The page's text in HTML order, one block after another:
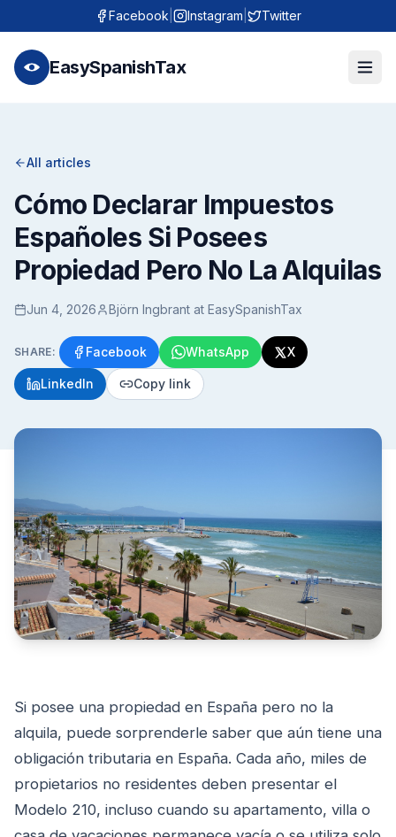
Facebook Instagram Twitter
EasySpanishTax
All articles
Cómo Declarar Impuestos
Españoles Si Posees
Propiedad Pero No La Alquilas
Jun 4, 2026 Björn Ingbrant at EasySpanishTax
SHARE: Facebook WhatsApp X
LinkedIn Copy link
Si posee una propiedad en España pero no la
alquila, puede sorprenderle saber que aún tiene una
obligación tributaria en España. Cada año, miles de
propietarios no residentes deben presentar el
Modelo 210, incluso cuando su apartamento, villa o